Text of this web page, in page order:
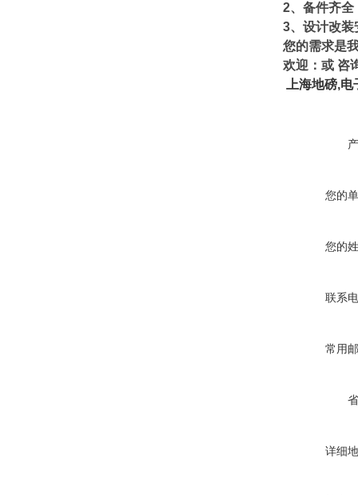
2、备件齐
3、设计改
您的需求是
欢迎： 或 咨
上海地磅,电
您的
您的
联系
常用
详细